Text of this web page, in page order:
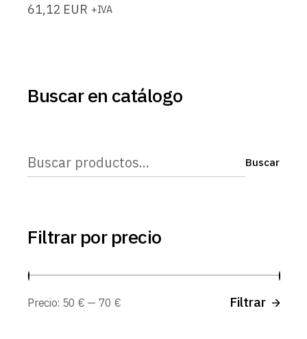
61,12 EUR +IVA
Buscar en catálogo
Buscar Buscar
Filtrar por precio
Filtrar
Precio: 50 € — 70 €